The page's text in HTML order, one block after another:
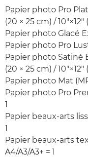
Papier photo Pro
(20 × 25 cm) / 10"×12"
Papier photo Glacé
Papier photo Pro
Papier photo Satiné
(20 × 25 cm) / 10"×12"
Papier photo Mat
Papier photo Pro
1
Papier beaux-arts
1
Papier beaux-arts
A4/A3/A3+ = 1